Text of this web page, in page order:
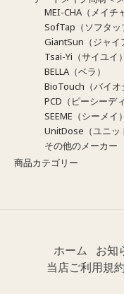
MEI-CHA（メイチ
SofTap（ソフタッ
GiantSun（ジャイ
Tsai-Yi（サイユイ）
BELLA（ベラ）
BioTouch（バイオ
PCD（ピーシーディ
SEEME（シーメイ）
UnitDose（ユニッ
その他のメーカー
商品カテゴリー
ホーム お知
当店ご利用規約